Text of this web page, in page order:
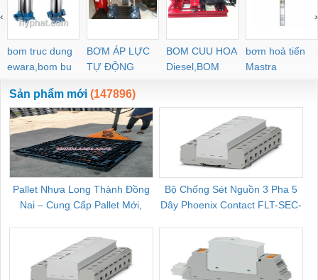
bom truc dung
ewara,bom bu
ewara
BƠM ÁP LỰC
TỰ ĐỘNG
BOM CUU HOA
Diesel,BOM
CHUA CHAY
bơm hoả tiển
Mastra
‹ ›
Sản phẩm mới (147896)
Pallet Nhựa Long Thành Đồng
Nai – Cung Cấp Pallet Mới,
Bộ Chống Sét Nguồn 3 Pha 5
Dây Phoenix Contact FLT-SEC-